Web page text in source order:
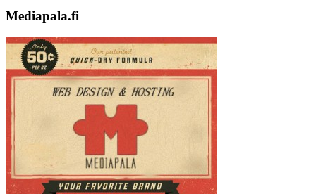
Mediapala.fi